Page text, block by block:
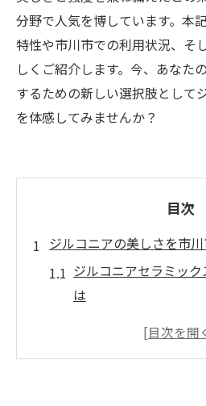
分野で人気を博しています。本
特性や市川市での利用状況、そ
しくご紹介します。今、あなた
するための新しい選択肢として
を体感してみませんか？
目次
ジルコニアの美しさを市
ジルコニアセラミッ
は
市川市の歯科医院で